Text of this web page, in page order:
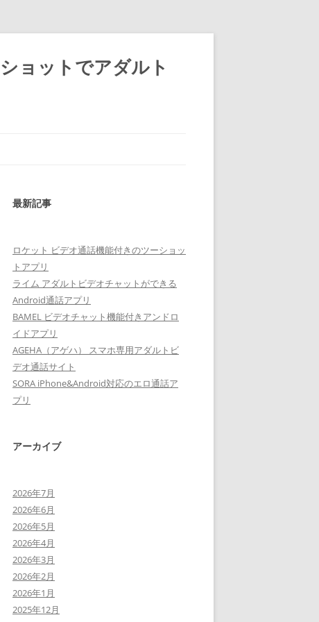
ョットでアダルト
最新記事
ロケット ビデオ通話機能付きのツーショッ
トアプリ
ライム アダルトビデオチャットができる
Android通話アプリ
BAMEL ビデオチャット機能付きアンドロ
イドアプリ
AGEHA（アゲハ） スマホ専用アダルトビ
デオ通話サイト
SORA iPhone&Android対応のエロ通話ア
プリ
アーカイブ
2026年7月
2026年6月
2026年5月
2026年4月
2026年3月
2026年2月
2026年1月
2025年12月